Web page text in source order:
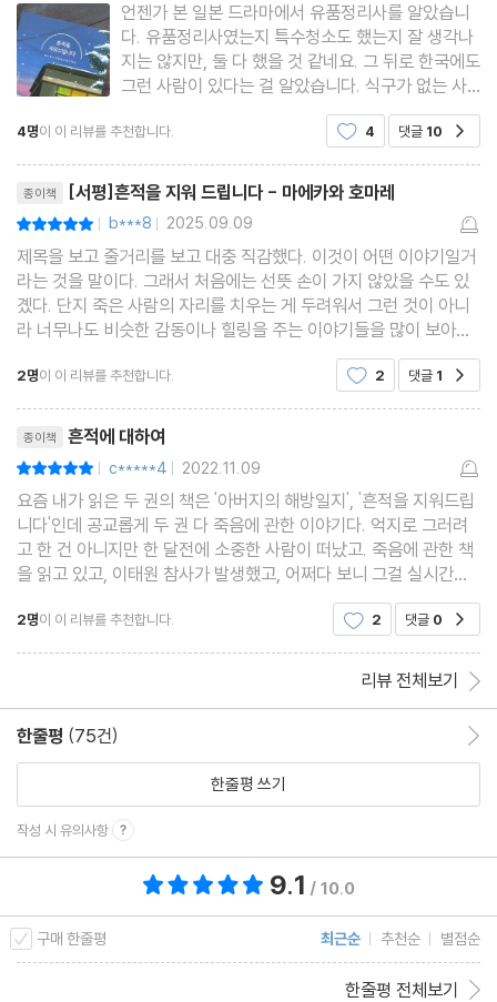
언젠가 본 일본 드라마에서 유품정리사를 알았습니
다. 유품정리사였는지 특수청소도 했는지 잘 생각나
지는 않지만, 둘 다 했을 것 같네요. 그 뒤로 한국에도
그런 사람이 있다는 걸 알았습니다. 식구가 없는 사
람이 죽었을 때는 특수청소 하는 사람이 정리 하겠군
요. 아니 식구가 있다 해도 일을 의뢰하겠네요. 이 책
《흔적을 지워드립니다》에는 사람이 죽은 곳을 치
4명이 이 리뷰를 추천합니다. 4 댓글 10
종이책 [서평]흔적을 지워 드립니다 - 마에카와 호마레
| b***8 | 2025.09.09
제목을 보고 줄거리를 보고 대충 직감했다. 이것이 어떤 이야기일거
라는 것을 말이다. 그래서 처음에는 선뜻 손이 가지 않았을 수도 있
곘다. 단지 죽은 사람의 자리를 치우는 게 두려워서 그런 것이 아니
라 너무나도 비슷한 감동이나 힐링을 주는 이야기들을 많이 보아온
탓이다. 경기가 어렵고 사람들이 책을 잘 읽지 않게 되고 그러면서
출판사에서도 어느 거 하나 잘 팔린다 싶으면 다
2명이 이 리뷰를 추천합니다. 2 댓글 1
종이책 흔적에 대하여
| c*****4 | 2022.11.09
요즘 내가 읽은 두 권의 책은 '아버지의 해방일지', '흔적을 지워드립
니다'인데 공교롭게 두 권 다 죽음에 관한 이야기다. 억지로 그러려
고 한 건 아니지만 한 달전에 소중한 사람이 떠났고. 죽음에 관한 책
을 읽고 있고, 이태원 참사가 발생했고, 어쩌다 보니 그걸 실시간으
로 인터넷에서 본 나는 내가 이태원에 있었던 것도 아닌데 매우 힘들
었다. 그저께는 한달 전에 떠난 고인의 카톡
2명이 이 리뷰를 추천합니다. 2 댓글 0
리뷰 전체보기
한줄평 (75건)
한줄평 쓰기
작성 시 유의사항
9.1 / 10.0
구매 한줄평 최근순 추천순 별점순
한줄평 전체보기